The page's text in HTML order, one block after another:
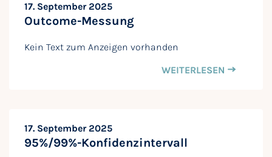
17. September 2025
Outcome-Messung
Kein Text zum Anzeigen vorhanden
WEITERLESEN
17. September 2025
95%/99%-Konfidenzintervall